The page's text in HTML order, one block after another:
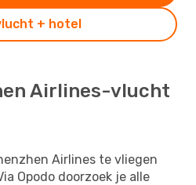
+ hotel
Airlines-vlucht
Airlines te vliegen
Opodo doorzoek je alle